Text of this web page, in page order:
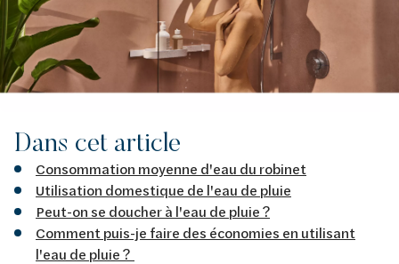
Dans cet article
Consommation moyenne d'eau du robinet
Utilisation domestique de l'eau de pluie
Peut-on se doucher à l'eau de pluie ?
Comment puis-je faire des économies en utilisant
l'eau de pluie ?